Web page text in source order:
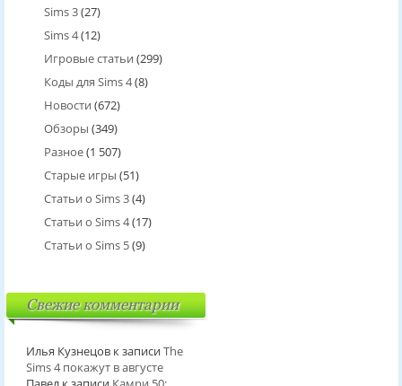
Sims 3(27)
Sims 4(12)
Игровые статьи (299)
Коды для Sims 4(8)
Новости (672)
Обзоры (349)
Разное(1 507)
Старые игры (51)
Статьи о Sims 3(4)
Статьи о Sims 4(17)
Статьи о Sims 5(9)
Свежие комментарии
Илья Кузнецовк записиThe
Sims 4 покажут в августе